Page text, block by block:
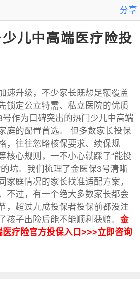
分享
儿中高端医疗险投
速升级，不少家长既想足额覆盖
锁定公立特需、私立医院的优质
号作为口碑突出的热门少儿中高端
庭的配置首选。 但多数家长投保
，往往忽略核保要求、续保规
核心规则，一不小心就踩了“能投
坑。我们梳理了金医保3号清晰
家庭情况的家长找准适配方案，
不过，有一个绝大多数家长都会
，超过九成投保者投保前都没注
孩子出险后能不能顺利获赔。金
医疗险官方投保入口>>>立即咨询